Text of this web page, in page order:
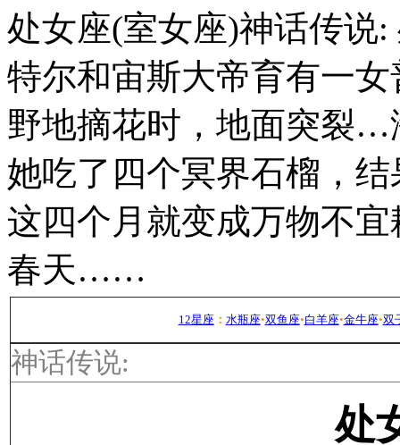
处女座(室女座)神话传说
特尔和宙斯大帝育有一
野地摘花时，地面突裂…
她吃了四个冥界石榴，
这四个月就变成万物不
春天……
12星座： 水瓶座•双鱼座•白羊座•金牛座•双
神话传说:
处